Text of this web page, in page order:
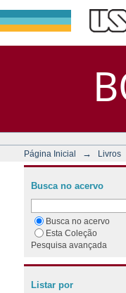
Página Inicial → Livros
Busca no acervo
Busca no acervo
Esta Coleção
Pesquisa avançada
Listar por